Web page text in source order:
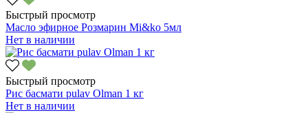
Быстрый просмотр
Масло эфирное Розмарин Mi&ko 5мл
Нет в наличии
Быстрый просмотр
Рис басмати pulav Olman 1 кг
Нет в наличии